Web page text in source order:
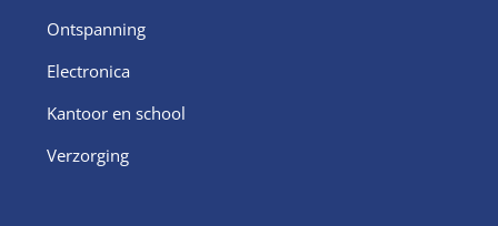
Ontspanning
Electronica
Kantoor en school
Verzorging